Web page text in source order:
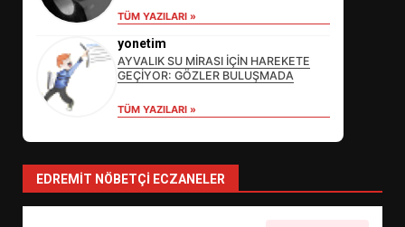
TÜM YAZILARI »
yonetim
AYVALIK SU MİRASI İÇİN HAREKETE
GEÇİYOR: GÖZLER BULUŞMADA
TÜM YAZILARI »
EDREMIT NÖBETÇI ECZANELER
SÜRDÜRÜLEBİLİRLİKTE NE
DEĞİŞECEK?
4